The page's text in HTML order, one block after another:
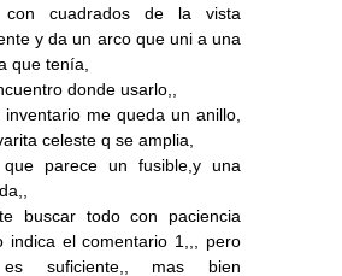
con cuadrados de la vista
y da un arco que uni a una
que tenía,
donde usarlo,,
inventario me queda un anillo,
celeste q se amplia,
parece un fusible,y una
buscar todo con paciencia
indica el comentario 1,,, pero
suficiente,, mas bien